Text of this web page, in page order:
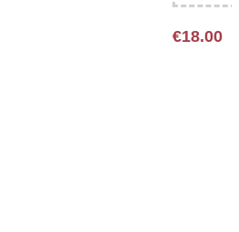
€18.00